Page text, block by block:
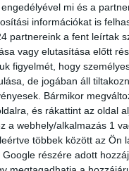
mi és a
információkat is
partnereink a fent leírtak
vagy elutasítása előtt
figyelmét, hogy
de jogában áll
Bármikor
és rákattint az oldal
a webhely/alkalmazás 1
többek között az Ön
részére adott
Könnyen belátható,
maximális
azaz egy
egyedülállók és
– a saját
fogja egységbe a
felhasználási
a választékán)
akik évente